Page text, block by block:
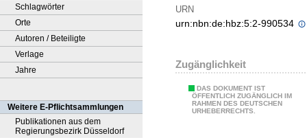
Schlagwörter
Orte
Autoren / Beteiligte
Verlage
Jahre
Weitere E-Pflichtsammlungen
Publikationen aus dem
Regierungsbezirk Düsseldorf
URN
urn:nbn:de:hbz:5:2-990534
Zugänglichkeit
DAS DOKUMENT IST
ÖFFENTLICH ZUGÄNGLICH IM
RAHMEN DES DEUTSCHEN
URHEBERRECHTS.